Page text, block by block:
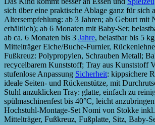
sich über eine praktische Ablage ganz für sich
Altersempfehlung: ab 3 Jahren; ab Geburt mit
erhältlich); ab 6 Monaten mit Baby-Set;
ab ca. 6 Monaten bis 3 Jahre, belastbar bis 5
Mittelträger Eiche/Buche-Furnier,
Fußkreuz: Polypropylen, Schrauben Metall;
recycelbarem Kunststoff; Tray aus Kunststoff
stufenlose Anpassung Sicherheit: kippsichere
ideale Seiten- und Rückenstütze, mit
Stuhl anzuklicken Tray: glatte, einfach zu
spülmaschinenfest bis 40°C, leicht
Hochstuhl-Montage-Set Nomi von Stokke
Mittelträger, Fußkreuz, Fußplatte, Sitz, Baby-